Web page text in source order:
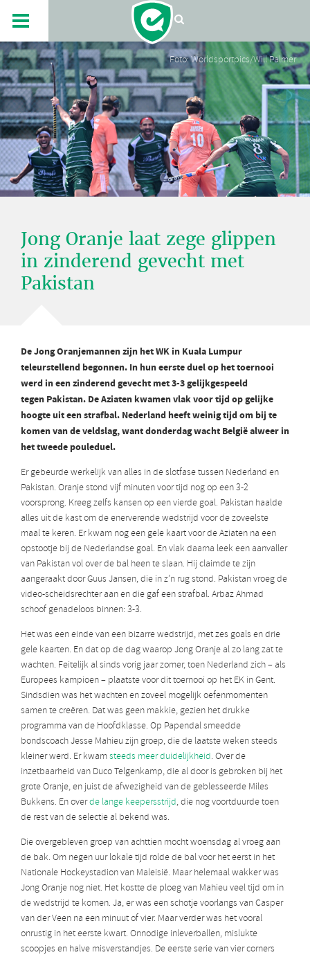
Foto: Worldsportpics/Will Palmer
Jong Oranje laat zege glippen
in zinderend gevecht met
Pakistan
De Jong Oranjemannen zijn het WK in Kuala Lumpur
teleurstellend begonnen. In hun eerste duel op het toernooi
werd in een zinderend gevecht met 3-3 gelijkgespeeld
tegen Pakistan. De Aziaten kwamen vlak voor tijd op gelijke
hoogte uit een strafbal. Nederland heeft weinig tijd om bij te
komen van de veldslag, want donderdag wacht België alweer in
het tweede pouleduel.
Er gebeurde werkelijk van alles in de slotfase tussen Nederland en
Pakistan. Oranje stond vijf minuten voor tijd nog op een 3-2
voorsprong. Kreeg zelfs kansen op een vierde goal. Pakistan haalde
alles uit de kast om de enerverende wedstrijd voor de zoveelste
maal te keren. Er kwam nog een gele kaart voor de Aziaten na een
opstootje bij de Nederlandse goal. En vlak daarna leek een aanvaller
van Pakistan vol over de bal heen te slaan. Hij claimde te zijn
aangeraakt door Guus Jansen, die in z’n rug stond. Pakistan vroeg de
video-scheidsrechter aan en die gaf een strafbal. Arbaz Ahmad
schoof genadeloos binnen: 3-3.
Het was een einde van een bizarre wedstrijd, met zes goals en drie
gele kaarten. En dat op de dag waarop Jong Oranje al zo lang zat te
wachten. Feitelijk al sinds vorig jaar zomer, toen Nederland zich – als
Europees kampioen – plaatste voor dit toernooi op het EK in Gent.
Sindsdien was het wachten en zoveel mogelijk oefenmomenten
samen te creëren. Dat was geen makkie, gezien het drukke
programma van de Hoofdklasse. Op Papendal smeedde
bondscoach Jesse Mahieu zijn groep, die de laatste weken steeds
kleiner werd. Er kwamsteeds meer duidelijkheid. Over de
inzetbaarheid van Duco Telgenkamp, die al door is gebroken bij het
grote Oranje, en juist de afwezigheid van de geblesseerde Miles
Bukkens. En overde lange keepersstrijd, die nog voortduurde toen
de rest van de selectie al bekend was.
Die overgebleven groep van achttien mocht woensdag al vroeg aan
de bak. Om negen uur lokale tijd rolde de bal voor het eerst in het
Nationale Hockeystadion van Maleisië. Maar helemaal wakker was
Jong Oranje nog niet. Het kostte de ploeg van Mahieu veel tijd om in
de wedstrijd te komen. Ja, er was een schotje voorlangs van Casper
van der Veen na een minuut of vier. Maar verder was het vooral
onrustig in het eerste kwart. Onnodige inleverballen, mislukte
scoopjes en halve misverstandjes. De eerste serie van vier corners